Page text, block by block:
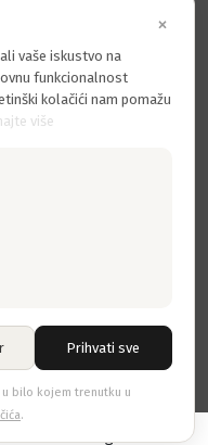
×
vaše iskustvo na
funkcionalnost
kolačići nam pomažu
više
Prihvati sve
bilo kojem trenutku u
.
Usisavači
čišćenje
Pribor